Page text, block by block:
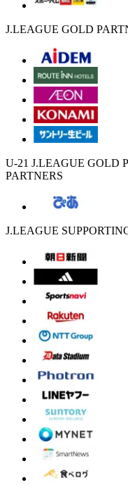
J.LEAGUE GOLD
U-21 J.LEAGUE GOLD
PARTNERS
J.LEAGUE